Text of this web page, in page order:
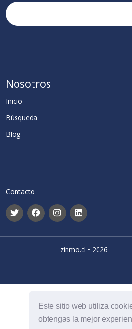
Este sitio web utiliza
obtengas la mejor
Nosotros
Inicio
Búsqueda
Blog
Contacto
zinmo.cl • 2026